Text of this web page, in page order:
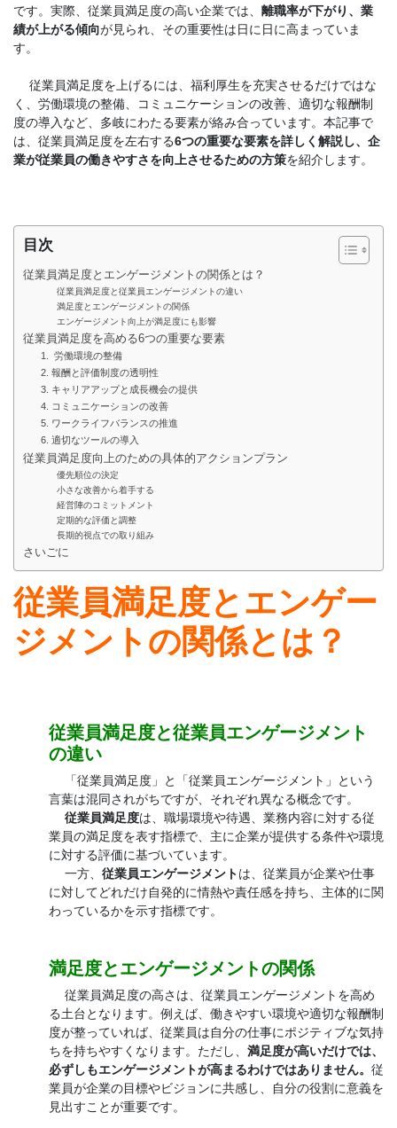
です。実際、従業員満足度の高い企業では、 離職率が下がり、業
績が上がる傾向が見られ、その重要性は日に日に高まっていま
す。
従業員満足度を上げるには、福利厚生を充実させるだけではな
く、労働環境の整備、コミュニケーションの改善、適切な報酬制
度の導入など、多岐にわたる要素が絡み合っています。本記事で
は、従業員満足度を左右する6つの重要な要素を詳しく解説し、企
業が従業員の働きやすさを向上させるための方策を紹介します。
目次
従業員満足度とエンゲージメントの関係とは？
従業員満足度と従業員エンゲージメントの違い
満足度とエンゲージメントの関係
エンゲージメント向上が満足度にも影響
従業員満足度を高める6つの重要な要素
1. 労働環境の整備
2. 報酬と評価制度の透明性
3. キャリアアップと成長機会の提供
4. コミュニケーションの改善
5. ワークライフバランスの推進
6. 適切なツールの導入
従業員満足度向上のための具体的アクションプラン
優先順位の決定
小さな改善から着手する
経営陣のコミットメント
定期的な評価と調整
長期的視点での取り組み
さいごに
従業員満足度とエンゲー
ジメントの関係とは？
従業員満足度と従業員エンゲージメント
の違い
「従業員満足度」と「従業員エンゲージメント」という
言葉は混同されがちですが、それぞれ異なる概念です。
従業員満足度は、職場環境や待遇、業務内容に対する従
業員の満足度を表す指標で、主に企業が提供する条件や環境
に対する評価に基づいています。
一方、従業員エンゲージメントは、従業員が企業や仕事
に対してどれだけ自発的に情熱や責任感を持ち、主体的に関
わっているかを示す指標です。
満足度とエンゲージメントの関係
従業員満足度の高さは、従業員エンゲージメントを高め
る土台となります。例えば、働きやすい環境や適切な報酬制
度が整っていれば、従業員は自分の仕事にポジティブな気持
ちを持ちやすくなります。ただし、 満足度が高いだけでは、
必ずしもエンゲージメントが高まるわけではありません。 従
業員が企業の目標やビジョンに共感し、自分の役割に意義を
見出すことが重要です。